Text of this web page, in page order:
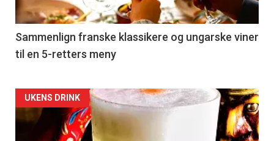
-
5
Sammenlign franske klassikere og ungarske viner
til en 5-retters meny
Forsiden
akkurat
UKENS DRINK